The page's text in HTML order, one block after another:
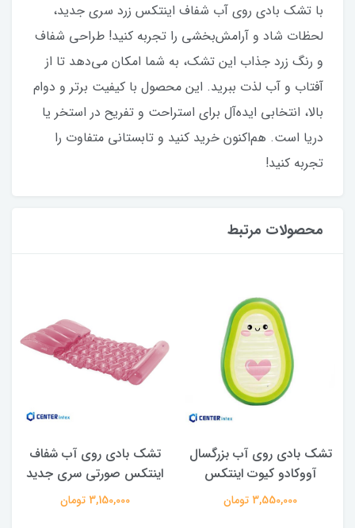
با تشک بادی روی آب شفاف اینتکس زرد سری جدید،
لحظات شاد و آرامش‌بخشی را تجربه کنید! طراحی شفاف
و رنگ زرد جذاب این تشک، به شما امکان می‌دهد تا از
آفتاب و آب لذت ببرید. این محصول با کیفیت برتر و دوام
بالا، انتخابی ایده‌آل برای استراحت و تفریح در استخر یا
دریا است. هم‌اکنون خرید کنید و تابستانی متفاوت را
تجربه کنید!
محصولات مرتبط
تشک بادی روی آب بزرگسال
آووکادو کیوت اینتکس
3,550,000 تومان
تشک بادی روی آب شفاف
اینتکس صورتی سری جدید
3,150,000 تومان